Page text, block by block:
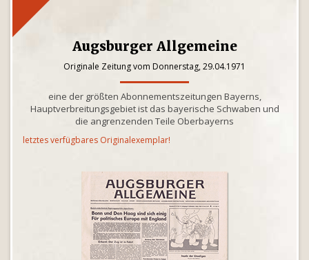
Augsburger Allgemeine
Originale Zeitung vom Donnerstag, 29.04.1971
eine der größten Abonnementszeitungen Bayerns,
Hauptverbreitungsgebiet ist das bayerische Schwaben und
die angrenzenden Teile Oberbayerns
letztes verfügbares Originalexemplar!